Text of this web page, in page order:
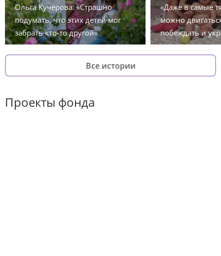
Ольга Кучерова: «Страшно
подумать, что этих детей мог
забрать кто-то другой»
«Даже в самые
можно
побеждать и
Все истории
Проекты фонда